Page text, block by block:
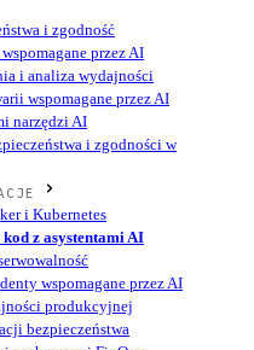
i zgodność
przez AI
i analiza wydajności
wspomagane przez AI
narzędzi AI
i zgodności w
i Kubernetes
z asystentami AI
wspomagane przez AI
produkcyjnej
bezpieczeństwa